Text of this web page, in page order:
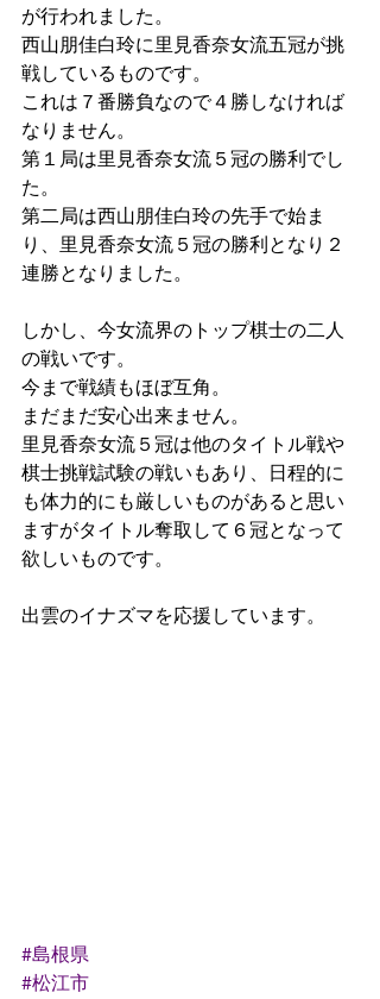
が行われました。
西山朋佳白玲に里見香奈女流五冠が挑
戦しているものです。
これは７番勝負なので４勝しなければ
なりません。
第１局は里見香奈女流５冠の勝利でし
た。
第二局は西山朋佳白玲の先手で始ま
り、里見香奈女流５冠の勝利となり２
連勝となりました。
しかし、今女流界のトップ棋士の二人
の戦いです。
今まで戦績もほぼ互角。
まだまだ安心出来ません。
里見香奈女流５冠は他のタイトル戦や
棋士挑戦試験の戦いもあり、日程的に
も体力的にも厳しいものがあると思い
ますがタイトル奪取して６冠となって
欲しいものです。
出雲のイナズマを応援しています。
#島根県
#松江市